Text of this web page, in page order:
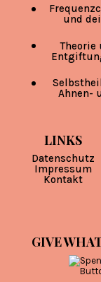
und
Theorie
Ahnen-
LINKS
Datenschutz
Impressum
Kontakt
GIVE